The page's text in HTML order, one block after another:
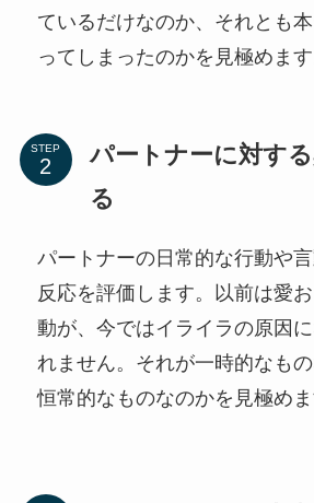
ているだけなのか、それとも
ってしまったのかを見極めます
STEP
パートナーに対す
る
パートナーの日常的な行動や
反応を評価します。以前は愛
動が、今ではイライラの原因
れません。それが一時的なも
恒常的なものなのかを見極めま